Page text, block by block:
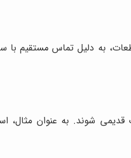
به دلیل تماس مستقیم
قدیمی شوند. به عنوان مثال،